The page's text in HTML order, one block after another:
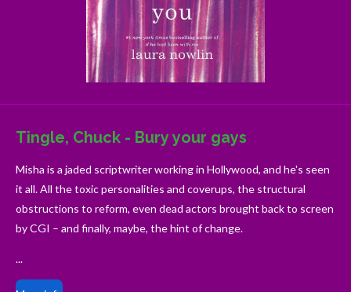
Tingle, Chuck - Bury your gays
Misha is a jaded scriptwriter working in Hollywood, and he's seen
it all. All the toxic personalities and coverups, the structural
obstructions to reform, even dead actors brought back to screen
by CGI – and finally, maybe, the hint of change.
...